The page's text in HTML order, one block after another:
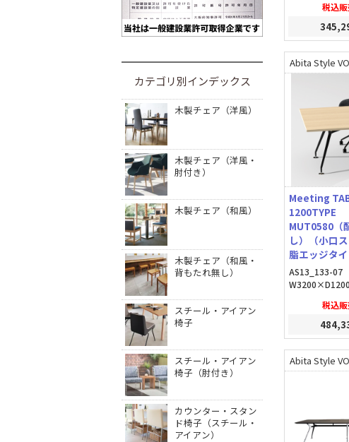
税込
Abita Style
Meeting
1200TYPE
MUT0580（
し）（小口
脂エッジタイ
AS13_133-07
税込
Abita Style
カテゴリ別インデックス
木製チェア（洋風）
木製チェア（洋風・
肘付き）
木製チェア（和風）
木製チェア（和風・
背もたれ無し）
スチール・アイアン
椅子
スチール・アイアン
椅子（肘付き）
カウンター・スタン
ド椅子（スチール・
アイアン）